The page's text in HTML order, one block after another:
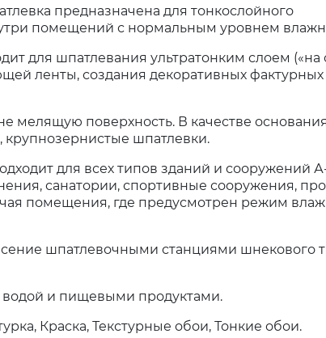
предназначена для тонкослойного
помещений с нормальным уровнем
для шпатлевания ультратонким слоем («на
ленты, создания декоративных фактурных
мелящую поверхность. В качестве
крупнозернистые шпатлевки.
для всех типов зданий и сооружений
санатории, спортивные сооружения,
помещения, где предусмотрен режим
шпатлевочными станциями шнекового
водой и пищевыми продуктами.
Краска, Текстурные обои, Тонкие обои.